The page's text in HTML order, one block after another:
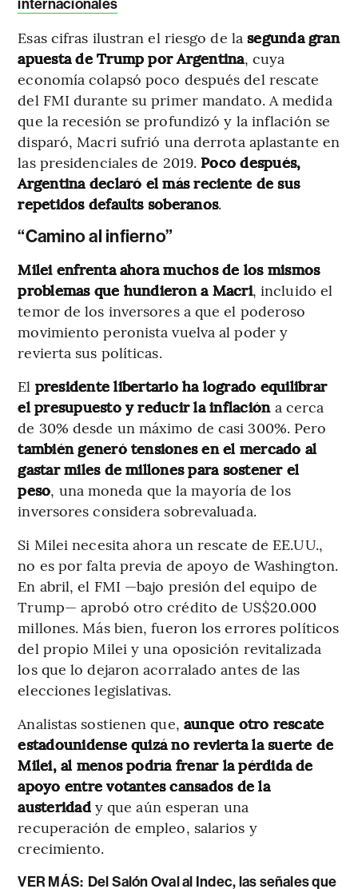
internacionales
Esas cifras ilustran el riesgo de lasegunda gran
apuesta de Trump por Argentina, cuya
economía colapsó poco después del rescate
del FMI durante su primer mandato. A medida
que la recesión se profundizó y la inflación se
disparó, Macri sufrió una derrota aplastante en
las presidenciales de 2019. Poco después,
Argentina declaró el más reciente de sus
repetidos defaults soberanos.
“Camino al infierno”
Milei enfrenta ahora muchos de los mismos
problemas que hundieron a Macri, incluido el
temor de los inversores a que el poderoso
movimiento peronista vuelva al poder y
revierta sus políticas.
El presidente libertario ha logrado equilibrar
el presupuesto y reducir la inflación a cerca
de 30% desde un máximo de casi 300%. Pero
también generó tensiones en el mercado al
gastar miles de millones para sostener el
peso, una moneda que la mayoría de los
inversores considera sobrevaluada.
Si Milei necesita ahora un rescate de EE.UU.,
no es por falta previa de apoyo de Washington.
En abril, el FMI —bajo presión del equipo de
Trump— aprobó otro crédito de US$20.000
millones. Más bien, fueron los errores políticos
del propio Milei y una oposición revitalizada
los que lo dejaron acorralado antes de las
elecciones legislativas.
Analistas sostienen que, aunque otro rescate
estadounidense quizá no revierta la suerte de
Milei, al menos podría frenar la pérdida de
apoyo entre votantes cansados de la
austeridady que aún esperan una
recuperación de empleo, salarios y
crecimiento.
VER MÁS: Del Salón Oval al Indec, las señales que